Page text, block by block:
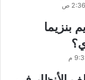
بنزيما